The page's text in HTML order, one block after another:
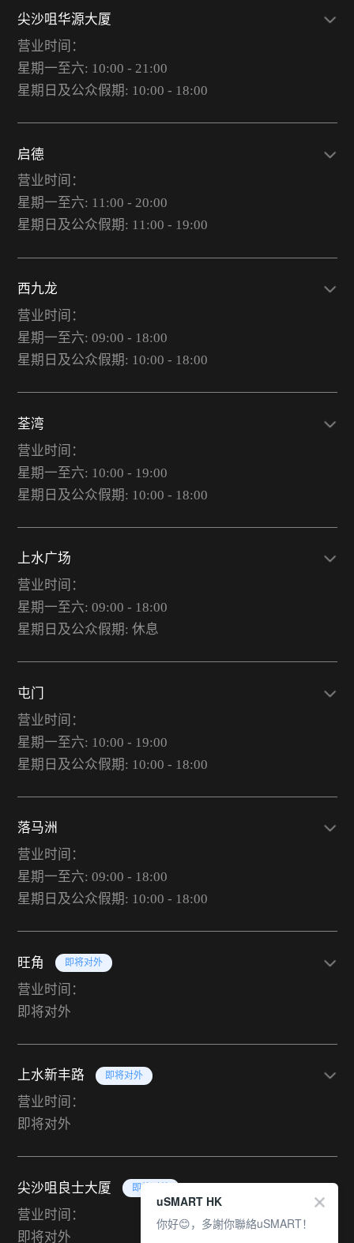
尖沙咀华源大厦
营业时间：
星期一至六: 10:00 - 21:00
星期日及公众假期: 10:00 - 18:00
启德
营业时间：
星期一至六: 11:00 - 20:00
星期日及公众假期: 11:00 - 19:00
西九龙
营业时间：
星期一至六: 09:00 - 18:00
星期日及公众假期: 10:00 - 18:00
荃湾
营业时间：
星期一至六: 10:00 - 19:00
星期日及公众假期: 10:00 - 18:00
上水广场
营业时间：
星期一至六: 09:00 - 18:00
星期日及公众假期: 休息
屯门
营业时间：
星期一至六: 10:00 - 19:00
星期日及公众假期: 10:00 - 18:00
落马洲
营业时间：
星期一至六: 09:00 - 18:00
星期日及公众假期: 10:00 - 18:00
旺角 即将对外
营业时间：
即将对外
上水新丰路 即将对外
营业时间：
即将对外
尖沙咀良士大厦 即将对外
营业时间：
即将对外
uSMART HK
你好😊，多謝你聯絡uSMART！